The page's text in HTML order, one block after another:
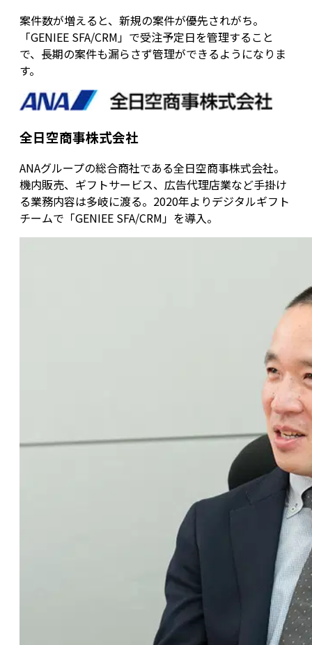
案件数が増えると、新規の案件が優先されがち。
「GENIEE SFA/CRM」で受注予定日を管理すること
で、長期の案件も漏らさず管理ができるようになりま
す。
全日空商事株式会社
ANAグループの総合商社である全日空商事株式会社。
機内販売、ギフトサービス、広告代理店業など手掛け
る業務内容は多岐に渡る。2020年よりデジタルギフト
チームで「GENIEE SFA/CRM」を導入。